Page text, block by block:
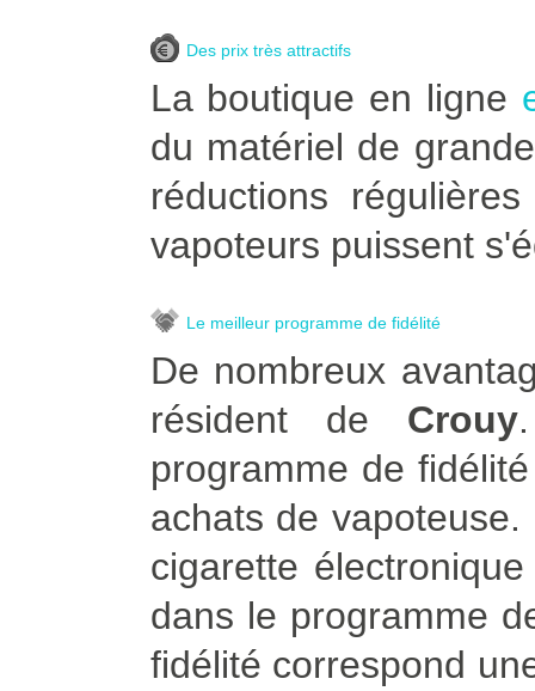
Des prix très attractifs
La boutique en ligne
du matériel de
réductions
vapoteurs puissent
Le meilleur programme de fidélité
De nombreux
résident de Crouy
programme de
achats de
cigarette
dans le programme
fidélité correspond